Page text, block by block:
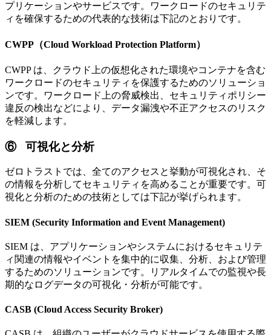
プリケーションやサービスです。ワークロードのセキュリテ
ィを確保するための代表的な技術は下記のとおりです。
CWPP（Cloud Workload Protection Platform）
CWPP は、クラウド上の仮想化された環境やコンテナを含む
ワークロードのセキュリティを保護するためのソリューショ
ンです。ワークロード上の脅威検出、セキュリティポリシー
違反の検出などにより、データ漏洩や不正アクセスのリスク
を軽減します。
⑥ 可視化と分析
ゼロトラストでは、全てのアクセスと挙動が可視化され、そ
の情報を分析してセキュリティを高めることが重要です。可
視化と分析のための技術としては下記が挙げられます。
SIEM (Security Information and Event Management)
SIEM は、アプリケーションやシステムにおけるセキュリテ
ィ関連の情報やイベントを集中的に収集、分析、および管理
するためのソリューションです。リアルタイムでの監視や長
期的なログデータの可視化・分析が可能です。
CASB (Cloud Access Security Broker)